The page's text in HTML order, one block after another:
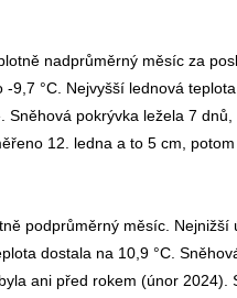
nadprůměrný měsíc za
°C. Nejvyšší lednová
pokrývka ležela 7
12. ledna a to 5 cm,
podprůměrný měsíc. Nejnižší
dostala na 10,9 °C.
ani před rokem (únor 2024).